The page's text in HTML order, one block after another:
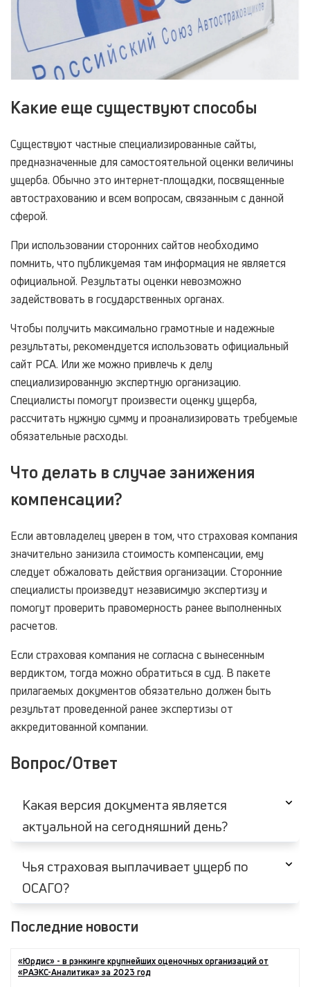
Какие еще существуют способы
Существуют частные специализированные сайты,
предназначенные для самостоятельной оценки величины
ущерба. Обычно это интернет-площадки, посвященные
автострахованию и всем вопросам, связанным с данной
сферой.
При использовании сторонних сайтов необходимо
помнить, что публикуемая там информация не является
официальной. Результаты оценки невозможно
задействовать в государственных органах.
Чтобы получить максимально грамотные и надежные
результаты, рекомендуется использовать официальный
сайт РСА. Или же можно привлечь к делу
специализированную экспертную организацию.
Специалисты помогут произвести оценку ущерба,
рассчитать нужную сумму и проанализировать требуемые
обязательные расходы.
Что делать в случае занижения
компенсации?
Если автовладелец уверен в том, что страховая компания
значительно занизила стоимость компенсации, ему
следует обжаловать действия организации. Сторонние
специалисты произведут независимую экспертизу и
помогут проверить правомерность ранее выполненных
расчетов.
Если страховая компания не согласна с вынесенным
вердиктом, тогда можно обратиться в суд. В пакете
прилагаемых документов обязательно должен быть
результат проведенной ранее экспертизы от
аккредитованной компании.
Вопрос/Ответ
Какая версия документа является
актуальной на сегодняшний день?
Чья страховая выплачивает ущерб по
ОСАГО?
Последние новости
«Юрдис» - в рэнкинге крупнейших оценочных организаций от
«РАЭКС-Аналитика» за 2023 год